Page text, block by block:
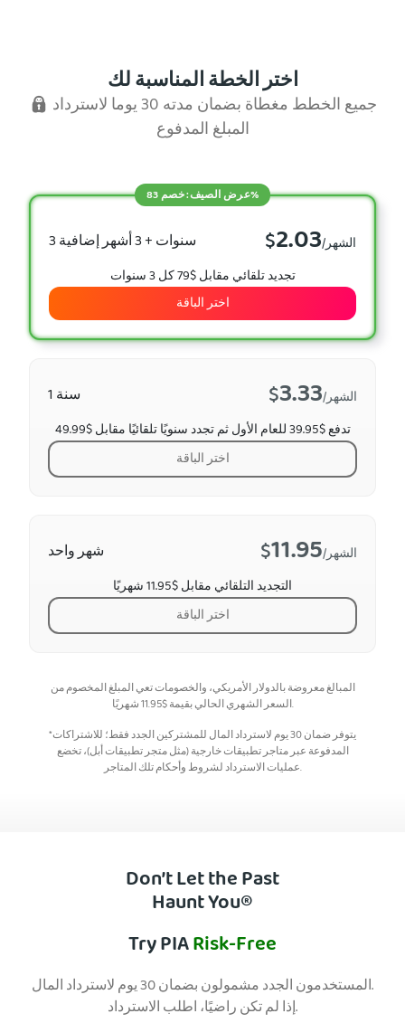
اختر الخطة المناسبة لك
المبلغ المدفوع
شهر واحد $11.95 /الشهر
التجديد التلقائي مقابل $11.95 شهريًا
اختر الباقة
3 سنوات + 3 أشهر إضافية $2.03 /الشهر
عرض الصيف: خصم 83%
تجديد تلقائي مقابل $79 كل 3 سنوات
اختر الباقة
1 سنة $3.33 /الشهر
تدفع $39.95 للعام الأول ثم تجدد سنويًا تلقائيًا مقابل $49.99
اختر الباقة
المبالغ معروضة بالدولار الأمريكي، والخصومات تعي المبلغ المخصوم من
السعر الشهري الحالي بقيمة$
11.95
شهريًا.
*يتوفر ضمان 30 يوم لاسترداد المال للمشتركين الجدد فقط؛ للاشتراكات
المدفوعة عبر متاجر تطبيقات خارجية (مثل متجر تطبيقات أبل)، تخضع
عمليات الاسترداد لشروط وأحكام تلك المتاجر.
Don’t Let the Past
Haunt You®
Try PIARisk-Free
المستخدمون الجدد مشمولون بضمان 30 يوم لاسترداد المال.
إذا لم تكن راضيًا، اطلب الاسترداد.